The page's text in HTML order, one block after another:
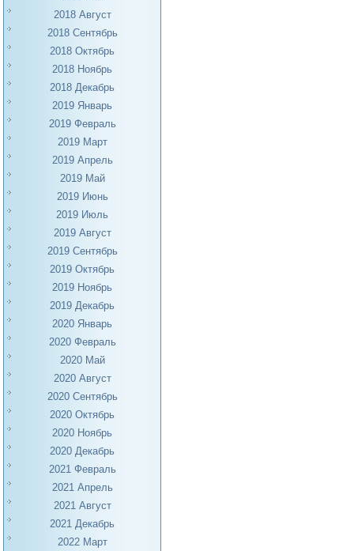
2018 Август
2018 Сентябрь
2018 Октябрь
2018 Ноябрь
2018 Декабрь
2019 Январь
2019 Февраль
2019 Март
2019 Апрель
2019 Май
2019 Июнь
2019 Июль
2019 Август
2019 Сентябрь
2019 Октябрь
2019 Ноябрь
2019 Декабрь
2020 Январь
2020 Февраль
2020 Май
2020 Август
2020 Сентябрь
2020 Октябрь
2020 Ноябрь
2020 Декабрь
2021 Февраль
2021 Апрель
2021 Август
2021 Декабрь
2022 Март